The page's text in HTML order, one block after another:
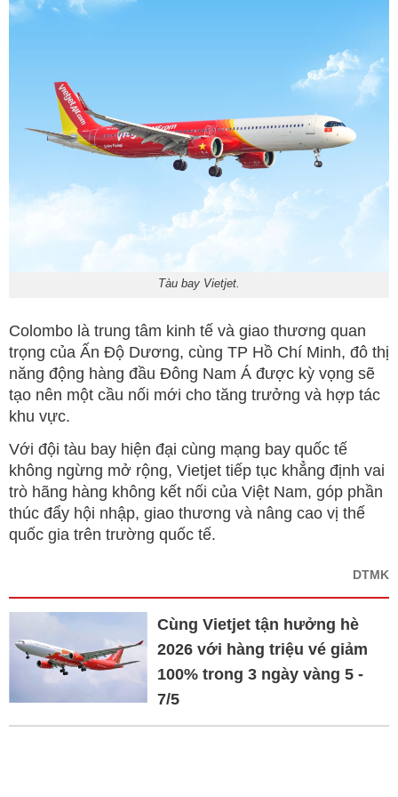
Tàu bay Vietjet.
Colombo là trung tâm kinh tế và giao thương quan
trọng của Ấn Độ Dương, cùng TP Hồ Chí Minh, đô thị
năng động hàng đầu Đông Nam Á được kỳ vọng sẽ
tạo nên một cầu nối mới cho tăng trưởng và hợp tác
khu vực.
Với đội tàu bay hiện đại cùng mạng bay quốc tế
không ngừng mở rộng, Vietjet tiếp tục khẳng định vai
trò hãng hàng không kết nối của Việt Nam, góp phần
thúc đẩy hội nhập, giao thương và nâng cao vị thế
quốc gia trên trường quốc tế.
DTMK
Cùng Vietjet tận hưởng hè
2026 với hàng triệu vé giảm
100% trong 3 ngày vàng 5 -
7/5